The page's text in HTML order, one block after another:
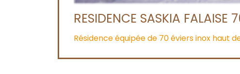
RESIDENCE SASKIA
Résidence équipée de 70 éviers inox haut